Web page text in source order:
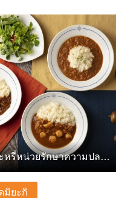
มิยะกิ
นฐาน
แกงกะหรี่หน่วยรักษาความปลอดภัยทางทะเลท่าเรือชิโอกามะ